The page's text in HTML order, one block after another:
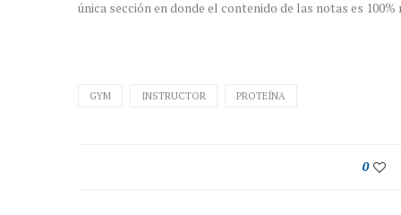
única sección en donde el contenido de las notas es
GYM INSTRUCTOR PROTEÍNA
0